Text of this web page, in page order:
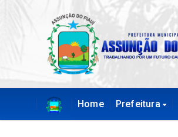
Home Prefeitura